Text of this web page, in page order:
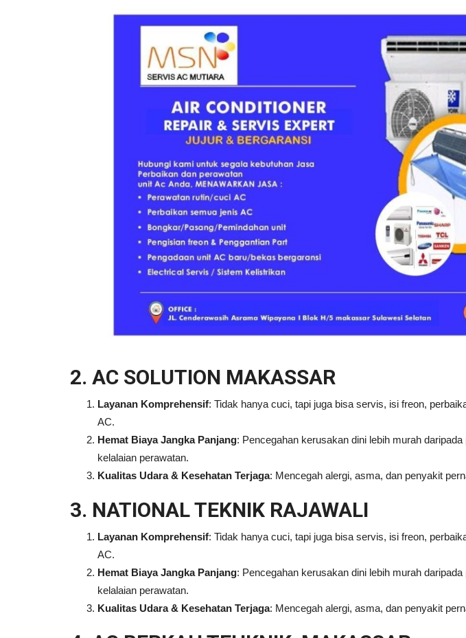
2. AC SOLUTION MAKASSAR
Layanan Komprehensif: Tidak hanya cuci, tapi juga bisa servis, isi freon,
AC.
Hemat Biaya Jangka Panjang: Pencegahan kerusakan dini lebih murah
kelalaian perawatan.
Kualitas Udara & Kesehatan Terjaga: Mencegah alergi, asma, dan penyakit
3. NATIONAL TEKNIK RAJAWALI
Layanan Komprehensif: Tidak hanya cuci, tapi juga bisa servis, isi freon,
AC.
Hemat Biaya Jangka Panjang: Pencegahan kerusakan dini lebih murah
kelalaian perawatan.
Kualitas Udara & Kesehatan Terjaga: Mencegah alergi, asma, dan penyakit
FINALLLLLLLLL !!! Gregoria Maju ke
Babak Final Malaysia...
Gregoria Mariska Tunjung, pebulutangkis Indonesia,
berhasil maju ke babak final...
Pelantikan 5
Makassar
Andi Asdar Abuhaerah,